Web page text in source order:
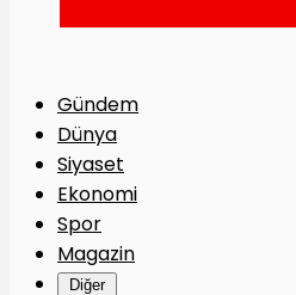
Gündem
Dünya
Siyaset
Ekonomi
Spor
Magazin
Diğer